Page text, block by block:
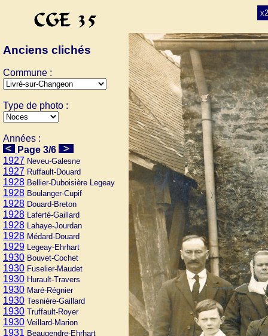
Anciens clichés
Commune :
Type de photo :
Années :
Page 3/6
1927 Neveu-Galesne
1927 Ruffault-Douard
1928 Bellier-Duboisière Legeay
1928 Boulanger-Cupif
1928 Douard-Breton
1928 Laferté-Gaillard
1928 Lahaye-Jourdan
1928 Médard-Douard
1929 Legeay-Ehrhart
1930 Bouvet-Cochet
1930 Fuselier-Maudet
1930 Hurault-Travers
1930 Maré-Régnier
1930 Tesnière-Gaillard
1930 Truffault-Royer
1930 Veillard-Marion
1931 Beaugendre-Ehrhart
x2